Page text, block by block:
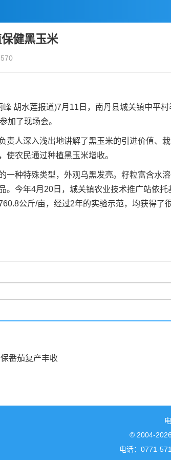
健黑玉米
水莲报道)7月11日，南丹县城关镇中平村
加了现场会。
人深入浅出地讲解了黑玉米的引进价值、
使农民通过种植黑玉米增收。
种特殊类型，外观乌黑发亮。籽粒富含水
。今年4月20日，城关镇农业技术推广站依
公斤/亩，经过2年的实验示范，均获得
番茄复产丰收
© 2004-
电话：0771-